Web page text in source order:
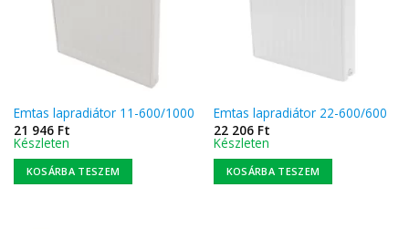
Emtas lapradiátor 11-600/1000
21 946 Ft
Készleten
KOSÁRBA TESZEM
Emtas lapradiátor 22-600/600
22 206 Ft
Készleten
KOSÁRBA TESZEM